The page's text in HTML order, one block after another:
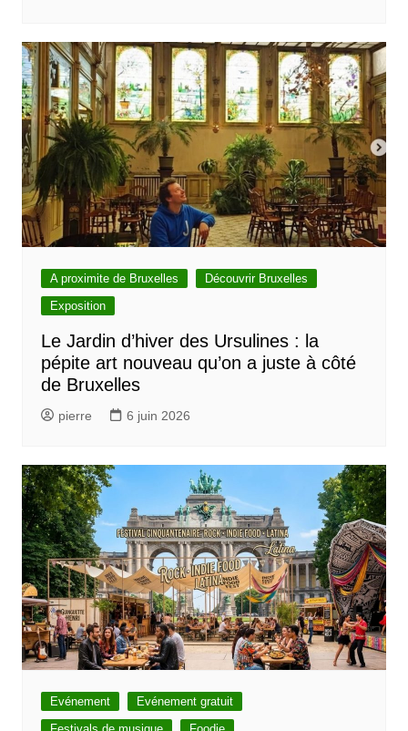
A proximite de Bruxelles
Découvrir Bruxelles
Exposition
Le Jardin d’hiver des Ursulines : la
pépite art nouveau qu’on a juste à côté
de Bruxelles
pierre 6 juin 2026
Evénement
Evénement gratuit